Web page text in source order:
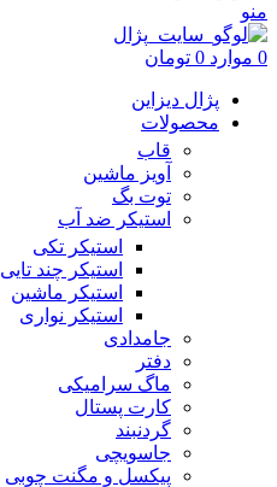
منو
0 موارد 0 تومان
پژال دیزاین
محصولات
قاب
آویز ماشین
توت بگ
استیکر ضد آب
استیکر تکی
استیکر چند تایی
استیکر ماشین
استیکر نواری
جامدادی
دفتر
ماگ سرامیکی
کارت پستال
گردنبند
جاسویچی
پیکسل و مگنت چوبی